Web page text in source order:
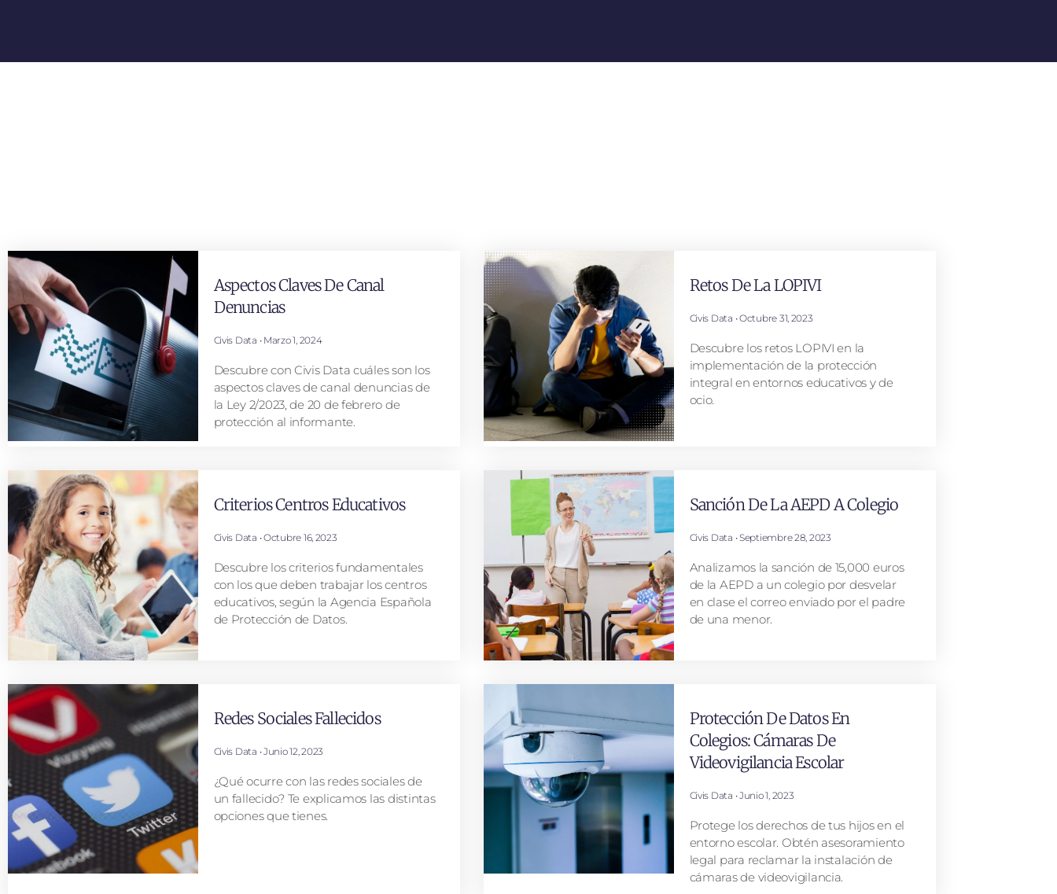
Aspectos Claves De Canal
Denuncias
Civis Data Marzo 1, 2024
Descubre con Civis Data cuáles son los
aspectos claves de canal denuncias de
la Ley 2/2023, de 20 de febrero de
protección al informante.
Retos De La LOPIVI
Civis Data Octubre 31, 2023
Descubre los retos LOPIVI en la
implementación de la protección
integral en entornos educativos y de
ocio.
Criterios Centros Educativos
Civis Data Octubre 16, 2023
Descubre los criterios fundamentales
con los que deben trabajar los centros
educativos, según la Agencia Española
de Protección de Datos.
Sanción De La AEPD A Colegio
Civis Data Septiembre 28, 2023
Analizamos la sanción de 15,000 euros
de la AEPD a un colegio por desvelar
en clase el correo enviado por el padre
de una menor.
Redes Sociales Fallecidos
Civis Data Junio 12, 2023
¿Qué ocurre con las redes sociales de
un fallecido? Te explicamos las distintas
opciones que tienes.
Protección De Datos En
Colegios: Cámaras De
Videovigilancia Escolar
Civis Data Junio 1, 2023
Protege los derechos de tus hijos en el
entorno escolar. Obtén asesoramiento
legal para reclamar la instalación de
cámaras de videovigilancia.